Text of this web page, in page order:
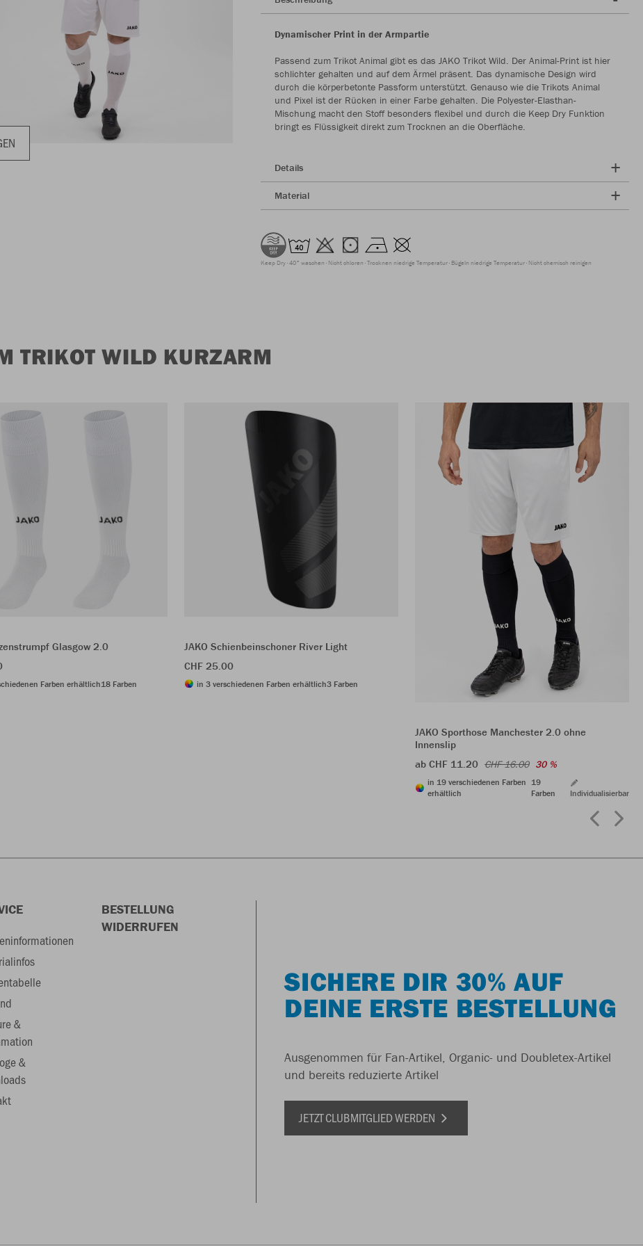
Dynamischer Print in der Armpartie
Passend zum Trikot Animal gibt es das JAKO Trikot Wild. Der Animal-Print ist hier
schlichter gehalten und auf dem Ärmel präsent. Das dynamische Design wird
durch die körperbetonte Passform unterstützt. Genauso wie die Trikots Animal
und Pixel ist der Rücken in einer Farbe gehalten. Die Polyester-Elasthan-
Mischung macht den Stoff besonders flexibel und durch die Keep Dry Funktion
bringt es Flüssigkeit direkt zum Trocknen an die Oberfläche.
Details
Material
Keep Dry 40° waschen Nicht chloren Trocknen niedrige Temperatur Bügeln niedrige Temperatur Nicht chemisch reinigen
TRIKOT WILD KURZARM
Glasgow 2.0
Farben erhältlich18 Farben
JAKO Schienbeinschoner River Light
CHF 25.00
in 3 verschiedenen Farben erhältlich3 Farben
JAKO Sporthose Manchester 2.0 ohne
Innenslip
ab CHF 11.20 CHF 16.00 30 %
in 19 verschiedenen Farben
erhältlich
19
Farben
Individualisierbar
&
&
BESTELLUNG
WIDERRUFEN
SICHERE DIR 30% AUF
DEINE ERSTE BESTELLUNG
Ausgenommen für Fan-Artikel, Organic- und Doubletex-Artikel
und bereits reduzierte Artikel
JETZT CLUBMITGLIED WERDEN